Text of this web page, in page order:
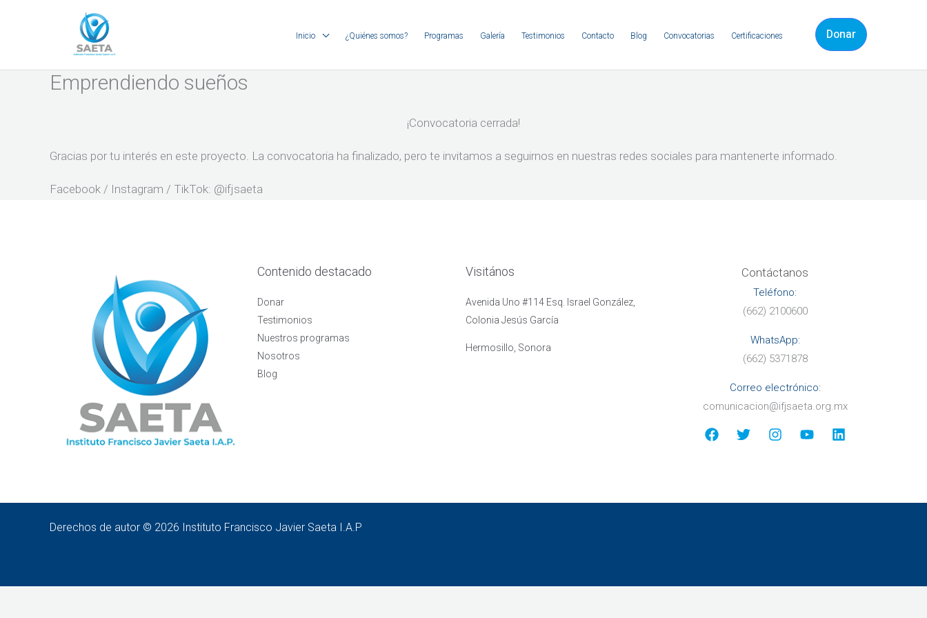
Inicio ¿Quiénes somos? Programas Galería Testimonios Contacto Blog Convocatorias Certificaciones Donar
Emprendiendo sueños
¡Convocatoria cerrada!
Gracias por tu interés en este proyecto. La convocatoria ha finalizado, pero te invitamos a seguirnos en nuestras redes sociales para mantenerte informado.
Facebook / Instagram / TikTok: @ifjsaeta
Contenido destacado
Donar
Testimonios
Nuestros programas
Nosotros
Blog
Visitános
Avenida Uno #114 Esq. Israel González,
Colonia Jesús García
Hermosillo, Sonora
Contáctanos
Teléfono:
(662) 2100600
WhatsApp:
(662) 5371878
Correo electrónico:
comunicacion@ifjsaeta.org.mx
Derechos de autor © 2026 Instituto Francisco Javier Saeta I.A.P